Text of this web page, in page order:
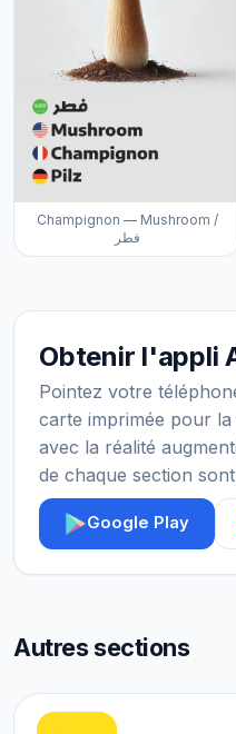
Champignon — Mushroom /
فطر
Obtenir l'appli
Pointez votre
carte imprimée pour
avec la réalité
de chaque section
Google Play
Autres sections